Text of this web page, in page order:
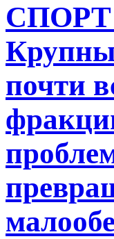
почти